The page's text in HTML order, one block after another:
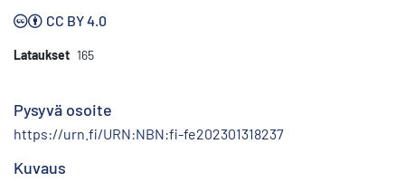
CC BY 4.0
Lataukset 165
Pysyvä osoite
https://urn.fi/URN:NBN:fi-fe202301318237
Kuvaus